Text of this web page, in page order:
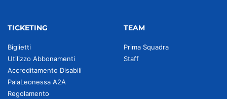
TICKETING
Biglietti
Utilizzo Abbonamenti
Accreditamento Disabili
PalaLeonessa A2A
Regolamento
TEAM
Prima Squadra
Staff